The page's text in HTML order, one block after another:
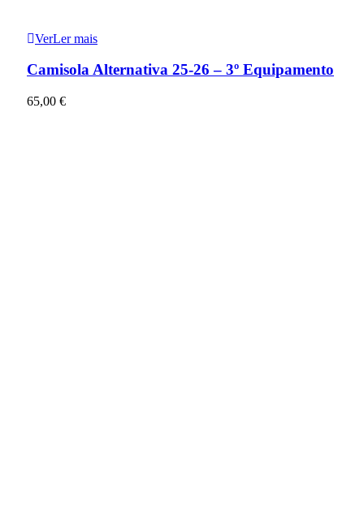
VerLer mais
Camisola Alternativa 25-26 – 3º Equipamento
65,00 €